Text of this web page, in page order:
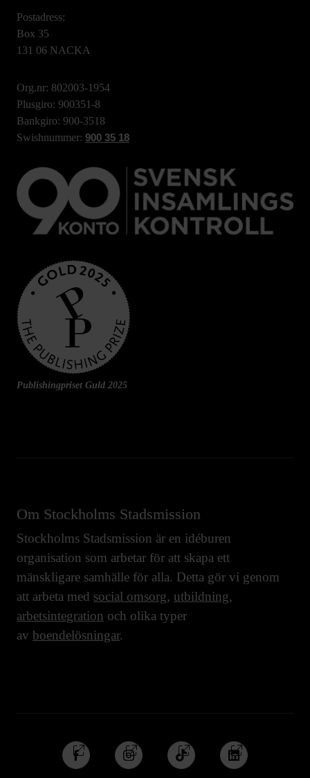
Postadress:
Box 35
131 06 NACKA
Org.nr: 802003-1954
Plusgiro: 900351-8
Bankgiro: 900-3518
Swishnummer: 900 35 18
Publishingpriset Guld 2025
Om Stockholms Stadsmission
Stockholms Stadsmission är en idéburen
organisation som arbetar för att skapa ett
mänskligare samhälle för alla. Detta gör vi genom
att arbeta med social omsorg, utbildning,
arbetsintegration och olika typer
av boendelösningar.
Följ
oss
Följ
oss
Följ
oss
Följ
oss